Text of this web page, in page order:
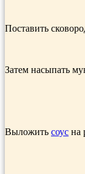
Поставить
Затем насыпать
Выложить соус на